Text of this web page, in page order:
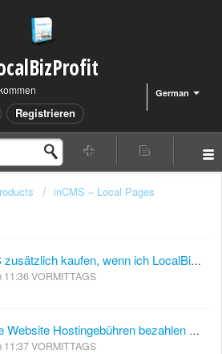
German
Registrieren
inCMS – Local Pages
Muss ich inCMS zusätzlich kaufen, wenn ich LocalBizProfit kaufe?
11:36 VORMITTAGS
Muss ich für jede Website Hostingebühren bezahlen oder sind diese in LocalBizProfit inbegriffen?
11:37 VORMITTAGS